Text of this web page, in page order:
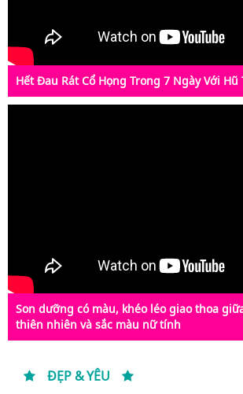
Hết Đau Rát Cổ Họng Trong 7 Ngày Với Hũ
Son dưỡng có màu, khéo léo giao thoa
thiên nhiên và sắc màu nữ tính
ĐẸP & YÊU